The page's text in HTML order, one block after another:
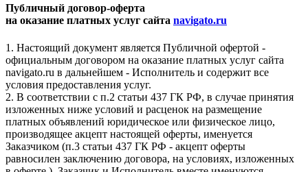
Публичный договор-оферта
на оказание платных услуг сайта navigato.ru
1. Настоящий документ является Публичной офертой -
официальным договором на оказание платных услуг сайта
navigato.ru в дальнейшем - Исполнитель и содержит все
условия предоставления услуг.
2. В соответствии с п.2 статьи 437 ГК РФ, в случае принятия
изложенных ниже условий и расценок на размещение
платных объявлений юридическое или физическое лицо,
производящее акцепт настоящей оферты, именуется
Заказчиком (п.3 статьи 437 ГК РФ - акцепт оферты
равносилен заключению договора, на условиях, изложенных